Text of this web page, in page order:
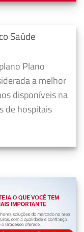
Saúde
Plano
a melhor
disponíveis na
de hospitais